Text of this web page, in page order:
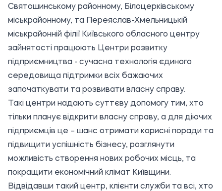
Святошинському районному, Білоцерківському
міськрайонному, та Переяслав-Хмельницькій
міськрайонній філії Київського обласного центру
зайнятості працюють Центри розвитку
підприємництва - сучасна технологія єдиного
середовища підтримки всіх бажаючих
започаткувати та розвивати власну справу.
Такі центри надають суттєву допомогу тим, хто
тільки планує відкрити власну справу, а для діючих
підприємців це – шанс отримати корисні поради та
підвищити успішність бізнесу, розглянути
можливість створення нових робочих місць, та
покращити економічний клімат Київщини.
Відвідавши такий центр, клієнти служби та всі, хто